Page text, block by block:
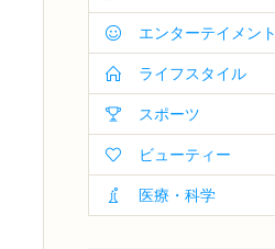
エンターテイメント
ライフスタイル
スポーツ
ビューティー
医療・科学